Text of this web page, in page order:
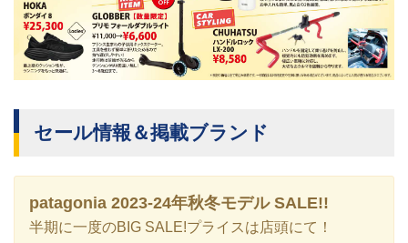
セール情報＆掲載ブランド
patagonia 2023-24年秋冬モデル SALE!!
半期に一度のBIG SALE!プライスは店頭にて！